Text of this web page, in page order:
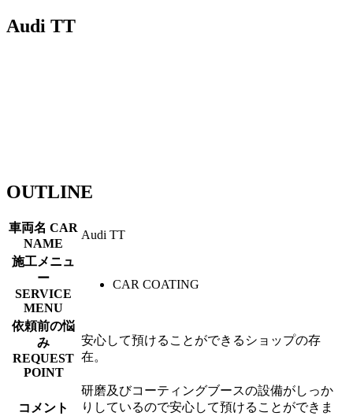
Audi TT
OUTLINE
車両名 CAR
NAME
Audi TT
施工メニュ
ー
SERVICE
MENU
CAR COATING
依頼前の悩
み
REQUEST
POINT
安心して預けることができるショップの存
在。
コメント
研磨及びコーティングブースの設備がしっか
りしているので安心して預けることができま